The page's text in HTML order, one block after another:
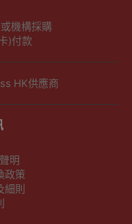
機構採購
)付款
HK供應商
明
政策
細則